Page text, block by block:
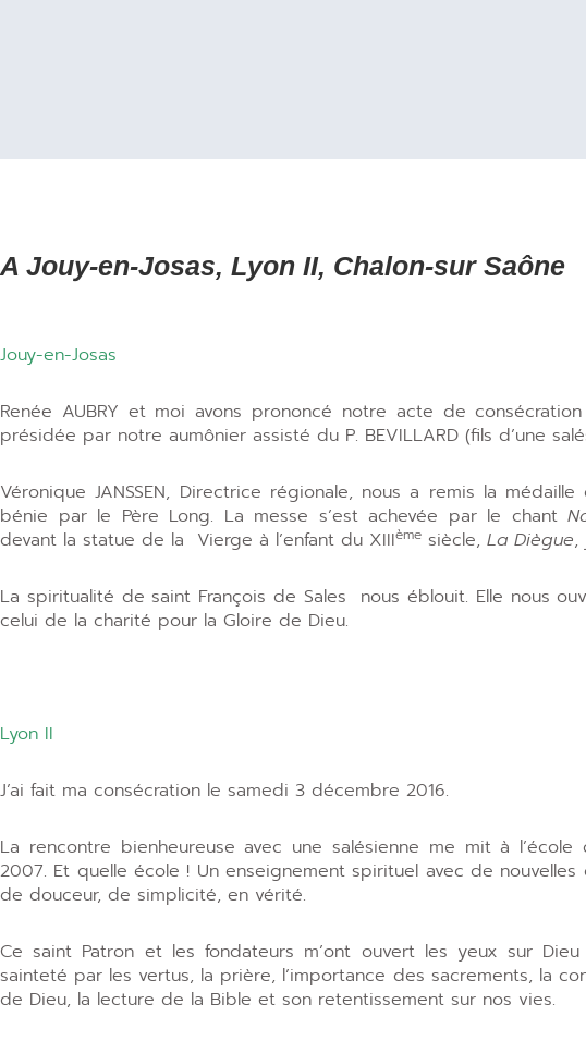
A Jouy-en-Josas, Lyon II, Chalon-sur Saône
Jouy-en-Josas
Renée AUBRY et moi avons prononcé notre acte de
présidée par notre aumônier assisté du P. BEVILLARD (fils d’une
Véronique JANSSEN, Directrice régionale, nous a remis la
bénie par le Père Long. La messe s’est achevée par le chant
devant la statue de la Vierge à l’enfant du XIIIème siècle, La Diègue,
La spiritualité de saint François de Sales nous éblouit. Elle nous
celui de la charité pour la Gloire de Dieu.
Lyon II
J’ai fait ma consécration le samedi 3 décembre 2016.
La rencontre bienheureuse avec une salésienne me mit à
2007. Et quelle école ! Un enseignement spirituel avec de
de douceur, de simplicité, en vérité.
Ce saint Patron et les fondateurs m’ont ouvert les yeux sur
sainteté par les vertus, la prière, l’importance des sacrements, la
de Dieu, la lecture de la Bible et son retentissement sur nos vies.